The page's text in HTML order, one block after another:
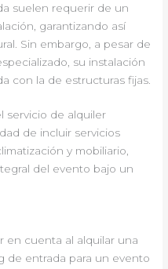
suelen requerir de un
garantizando así
Sin embargo, a pesar de
su instalación
con la de estructuras fijas.
servicio de alquiler
de incluir servicios
y mobiliario,
del evento bajo un
en cuenta al alquilar una
de entrada para un evento